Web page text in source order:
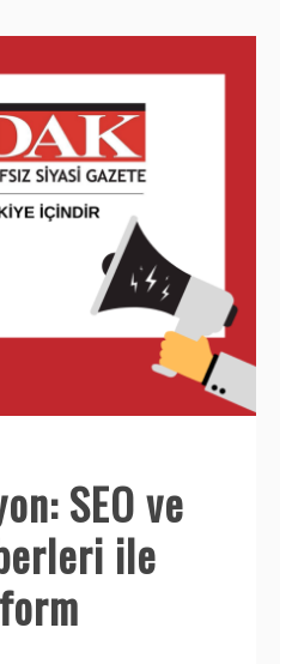
SEO ve
ile